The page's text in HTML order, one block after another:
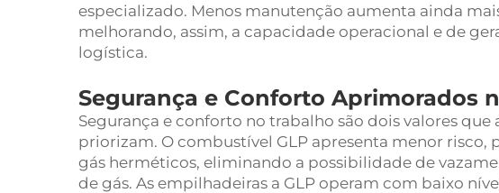
especializado. Menos manutenção aumenta ainda
melhorando, assim, a capacidade operacional e de
logística.
Segurança e Conforto Aprimorados
Segurança e conforto no trabalho são dois valores que
priorizam. O combustível GLP apresenta menor
gás herméticos, eliminando a possibilidade de
de gás. As empilhadeiras a GLP operam com baixo